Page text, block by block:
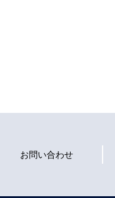
お問い合わせ